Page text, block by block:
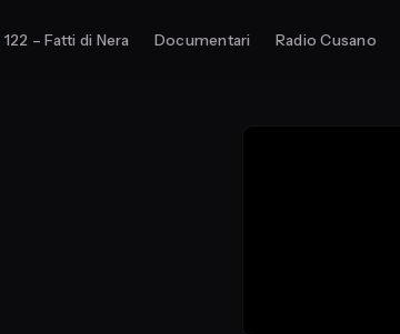
– Fatti di Nera Documentari Radio Cusano